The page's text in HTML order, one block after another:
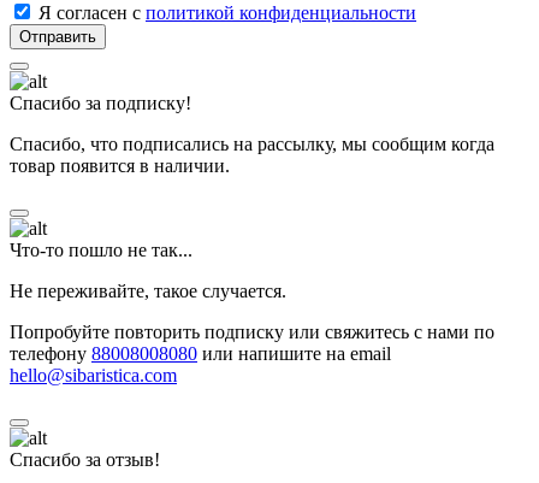
Я согласен с политикой конфиденциальности
Спасибо за подписку!
Спасибо, что подписались на рассылку, мы сообщим когда
товар появится в наличии.
Что-то пошло не так...
Не переживайте, такое случается.
Попробуйте повторить подписку или свяжитесь с нами по
телефону 88008008080 или напишите на email
hello@sibaristica.com
Спасибо за отзыв!